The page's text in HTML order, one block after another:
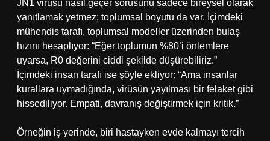
JN1 virüsü nasıl geçer sorusunu sadece bireysel olarak
yanıtlamak yetmez; toplumsal boyutu da var. İçimdeki
mühendis tarafı, toplumsal modeller üzerinden bulaş
hızını hesaplıyor: “Eğer toplumun %80’i önlemlere
uyarsa, R0 değerini ciddi şekilde düşürebiliriz.”
İçimdeki insan tarafı ise şöyle ekliyor: “Ama insanlar
kurallara uymadığında, virüsün yayılması bir felaket gibi
hissediliyor. Empati, davranış değiştirmek için kritik.”
Örneğin iş yerinde, biri hastayken evde kalmayı tercih